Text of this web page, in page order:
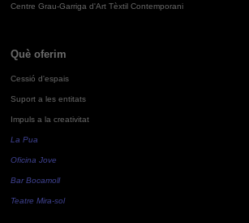
Centre Grau-Garriga d'Art Tèxtil Contemporani
Què oferim
Cessió d'espais
Suport a les entitats
Impuls a la creativitat
La Pua
Oficina Jove
Bar Bocamoll
Teatre Mira-sol